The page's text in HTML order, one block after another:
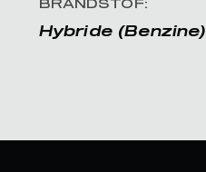
BRANDSTOF:
Hybride (Benzine)